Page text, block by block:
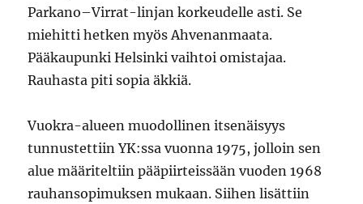
Parkano–Virrat-linjan korkeudelle asti. Se
miehitti hetken myös Ahvenanmaata.
Pääkaupunki Helsinki vaihtoi omistajaa.
Rauhasta piti sopia äkkiä.
Vuokra-alueen muodollinen itsenäisyys
tunnustettiin YK:ssa vuonna 1975, jolloin sen
alue määriteltiin pääpiirteissään vuoden 1968
rauhansopimuksen mukaan. Siihen lisättiin